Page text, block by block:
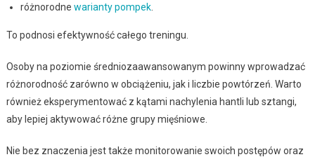
różnorodne warianty pompek.
To podnosi efektywność całego treningu.
Osoby na poziomie średniozaawansowanym powinny wprowadzać
różnorodność zarówno w obciążeniu, jak i liczbie powtórzeń. Warto
również eksperymentować z kątami nachylenia hantli lub sztangi,
aby lepiej aktywować różne grupy mięśniowe.
Nie bez znaczenia jest także monitorowanie swoich postępów oraz